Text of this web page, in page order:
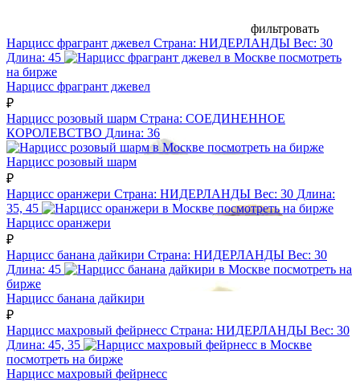
фильтровать
Нарцисс фрагрант джевел Страна: НИДЕРЛАНДЫ Вес: 30
Длина: 45
посмотреть
на бирже
Нарцисс фрагрант джевел
₽
Нарцисс розовый шарм Страна: СОЕДИНЕННОЕ
КОРОЛЕВСТВО Длина: 36
посмотреть на бирже
Нарцисс розовый шарм
₽
Нарцисс оранжери Страна: НИДЕРЛАНДЫ Вес: 30 Длина:
35, 45
посмотреть на бирже
Нарцисс оранжери
₽
Нарцисс банана дайкири Страна: НИДЕРЛАНДЫ Вес: 30
Длина: 45
посмотреть на
бирже
Нарцисс банана дайкири
₽
Нарцисс махровый фейрнесс Страна: НИДЕРЛАНДЫ Вес: 30
Длина: 45, 35
посмотреть на бирже
Нарцисс махровый фейрнесс